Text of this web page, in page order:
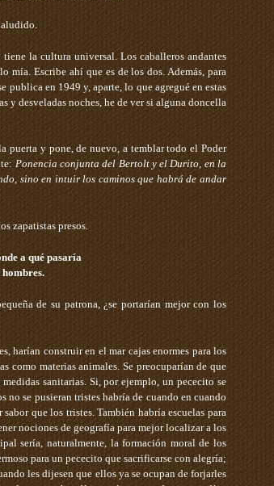
la cultura universal. Los caballeros andantes
mía. Escribe ahí que es de los dos. Además, para
publica en 1949 y, aparte, lo que agregué en estas
y desveladas noches, he de ver si alguna doncella
puerta y pone, de nuevo, a temblar todo el Poder
Ponencia conjunta del Bertolt y el Durito, en la
sino en intuir los caminos que habrá de andar
zapatistas presos.
a qué pasaría
de su patrona­, ¿se portarían mejor con los
harían construir en el mar cajas enormes para los
como materias animales. Se preocuparían de que
sanitarias. Si, por ejemplo, un pececito se
no se pusieran tristes habría de cuando en cuando
que los tristes. También habría escuelas para
nociones de geografía para mejor localizar a los
sería, naturalmente, la formación moral de los
para un pececito que sacrificarse con alegría;
les dijesen que ellos ya se ocupan de forjarles